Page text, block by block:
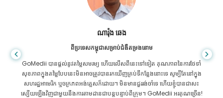
សានដាដាស
ពីបង់ក្លាដែសសម្រាប់ជំងឺក្រពះពោះវៀន
ខ្ញុំបានថ្លែងអំណរគុណដល់កូនប្រុសរបស់ខ្ញុំ និងក្រុមដ៏អស្ចារ្យរបស់ GoMedii ដែល
បានជួយខ្ញុំក្នុងការធ្វើដំណើររបស់ខ្ញុំពីបង់ក្លាដែសទៅកាន់ប្រទេសឥណ្ឌាដើម្បីទទួលការ
ព្យាបាល។ យើងបានធ្វើការជ្រើសរើសត្រឹមត្រូវក្នុងការជ្រើសរើស GoMedii ។ ពួកគេ
សូម្បីតែបន្ទាប់ពីការព្យាបាលរក្សាទំនាក់ទំនងដ៏ល្អជាមួយយើង